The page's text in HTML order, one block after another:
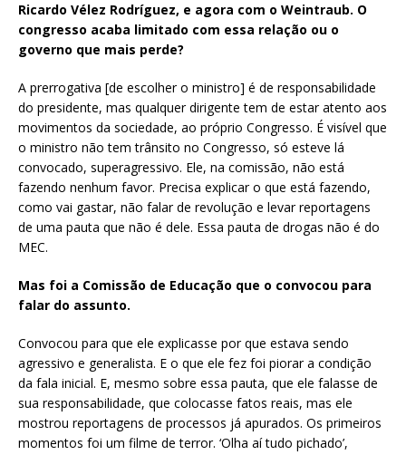
Ricardo Vélez Rodríguez, e agora com o Weintraub. O
congresso acaba limitado com essa relação ou o
governo que mais perde?
A prerrogativa [de escolher o ministro] é de responsabilidade
do presidente, mas qualquer dirigente tem de estar atento aos
movimentos da sociedade, ao próprio Congresso. É visível que
o ministro não tem trânsito no Congresso, só esteve lá
convocado, superagressivo. Ele, na comissão, não está
fazendo nenhum favor. Precisa explicar o que está fazendo,
como vai gastar, não falar de revolução e levar reportagens
de uma pauta que não é dele. Essa pauta de drogas não é do
MEC.
Mas foi a Comissão de Educação que o convocou para
falar do assunto.
Convocou para que ele explicasse por que estava sendo
agressivo e generalista. E o que ele fez foi piorar a condição
da fala inicial. E, mesmo sobre essa pauta, que ele falasse de
sua responsabilidade, que colocasse fatos reais, mas ele
mostrou reportagens de processos já apurados. Os primeiros
momentos foi um filme de terror. ‘Olha aí tudo pichado’,